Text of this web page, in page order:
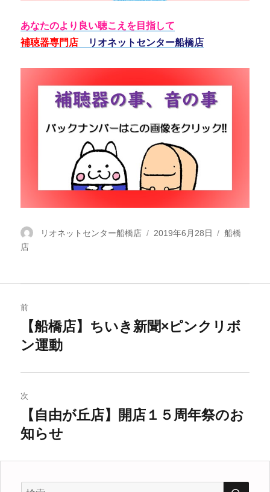
あなたのより良い聴こえを目指して
補聴器専門店
リオネットセンター船橋店
投
リオネットセンター船橋店
投
2019年6月28日
カ
船橋
店
稿
ナ
ビ
ゲ
ー
前
去
稿:
【船橋店】ちいき新聞×ピンクリボ
ン運動
次
の
【自由が丘店】開店１５周年祭のお
知らせ
検